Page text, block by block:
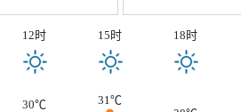
12时 15时 18时
30℃
31℃